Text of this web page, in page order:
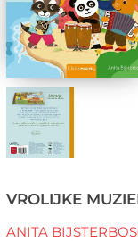
VROLIJKE
ANITA